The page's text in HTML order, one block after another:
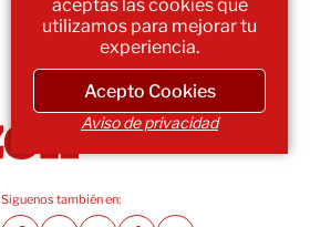
Siguenos también en:
aceptas las cookies que
utilizamos para mejorar tu
experiencia.
Acepto Cookies
Aviso de privacidad